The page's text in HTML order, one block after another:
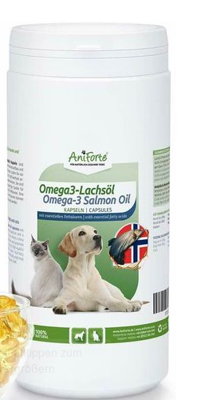
antippen zum
vergrößern